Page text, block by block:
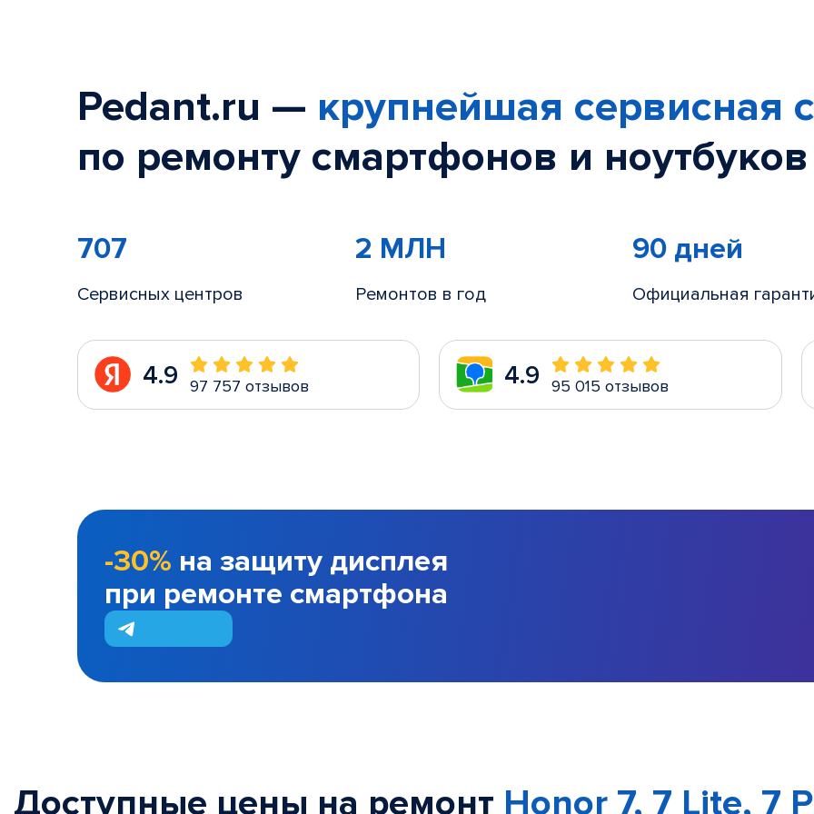
Pedant.ru — крупнейшая сервисная
по ремонту смартфонов и
707
Сервисных центров
2 МЛН
Ремонтов в год
90 дней
Официальная
4.9 97 757 отзывов 4.9 95 015 отзывов
-30% на защиту дисплея
при ремонте смартфона
Доступные цены на ремонт Honor 7, 7 Lite, 7